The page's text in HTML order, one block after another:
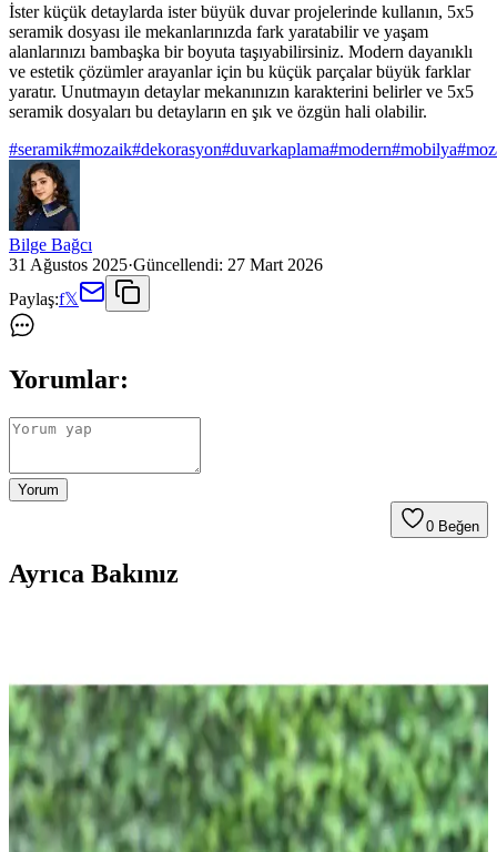
İster küçük detaylarda ister büyük duvar projelerinde kullanın, 5x5
seramik dosyası ile mekanlarınızda fark yaratabilir ve yaşam
alanlarınızı bambaşka bir boyuta taşıyabilirsiniz. Modern dayanıklı
ve estetik çözümler arayanlar için bu küçük parçalar büyük farklar
yaratır. Unutmayın detaylar mekanınızın karakterini belirler ve 5x5
seramik dosyaları bu detayların en şık ve özgün hali olabilir.
#seramik#mozaik#dekorasyon#duvarkaplama#modern#mobilya#
Bilge Bağcı
31 Ağustos 2025·Güncellendi: 27 Mart 2026
Paylaş:f𝕏
Yorumlar:
Yorum
0 Beğen
Ayrıca Bakınız
Palm Springs'te bir yıl süren yenileme, orijinal mimari detayları
koruyarak modern ve özgün tasarım anlayışıyla yeniden
şekillendirildi. Kırmızı zellige karolar ve dayanıklı malzeme seçimi
evin karakterini güçlendiriyor.
Eski Seramik Karoları Yenileme ve Mutfak
Dolaplarıyla Uyum Sağlama Yöntemleri